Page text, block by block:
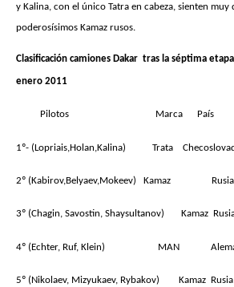
y Kalina, con el único Tatra en cabeza, sienten muy
poderosísimos Kamaz rusos.
Clasificación camiones Dakar tras la séptima
enero 2011
Pilotos Marca País
1º- (Lopriais,Holan,Kalina) Trata
2º (Kabirov,Belyaev,Mokeev) Kamaz Rusia
3º (Chagin, Savostin, Shaysultanov) Kamaz
4º (Echter, Ruf, Klein) MAN
5º (Nikolaev, Mizyukaev, Rybakov) Kamaz Rusia